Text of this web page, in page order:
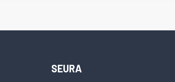
SEURA